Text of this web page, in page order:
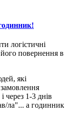
логістичні
повернення в
які
через 1-3 днів
ла"... а годинник